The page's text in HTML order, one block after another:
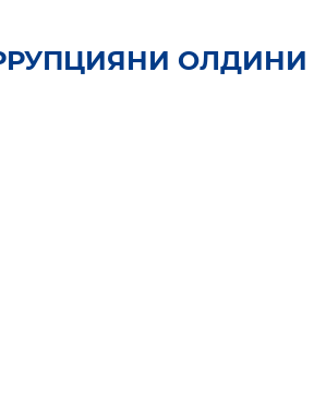
ОЛДИНИ